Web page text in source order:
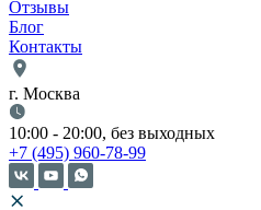
Отзывы
Блог
Контакты
г. Москва
10:00 - 20:00, без выходных
+7 (495) 960-78-99